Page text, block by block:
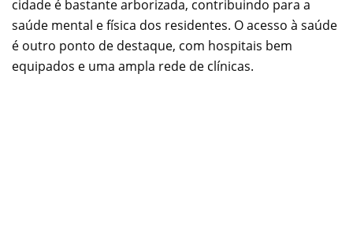
cidade é bastante arborizada, contribuindo para a
saúde mental e física dos residentes. O acesso à saúde
é outro ponto de destaque, com hospitais bem
equipados e uma ampla rede de clínicas.